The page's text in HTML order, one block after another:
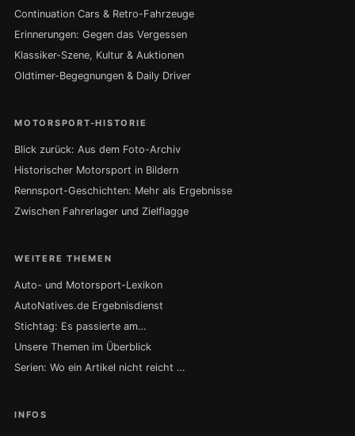
Continuation Cars & Retro-Fahrzeuge
Erinnerungen: Gegen das Vergessen
Klassiker-Szene, Kultur & Auktionen
Oldtimer-Begegnungen & Daily Driver
MOTORSPORT-HISTORIE
Blick zurück: Aus dem Foto-Archiv
Historischer Motorsport in Bildern
Rennsport-Geschichten: Mehr als Ergebnisse
Zwischen Fahrerlager und Zielflagge
WEITERE THEMEN
Auto- und Motorsport-Lexikon
AutoNatives.de Ergebnisdienst
Stichtag: Es passierte am…
Unsere Themen im Überblick
Serien: Wo ein Artikel nicht reicht …
INFOS